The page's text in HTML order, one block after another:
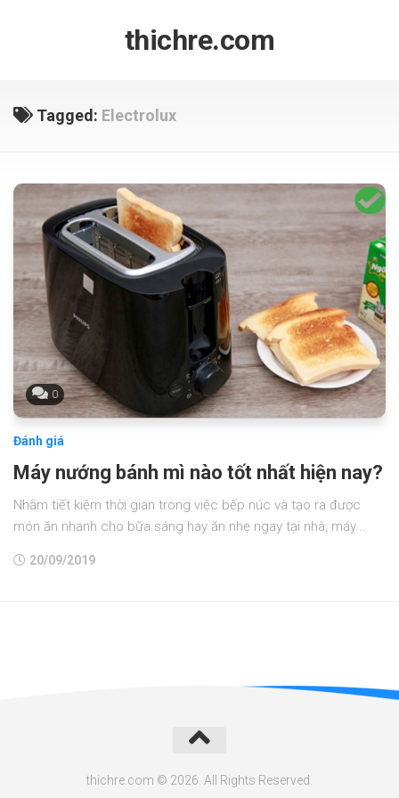
thichre.com
Tagged: Electrolux
0
Đánh giá
Máy nướng bánh mì nào tốt nhất hiện nay?
Nhằm tiết kiệm thời gian trong việc bếp núc và tạo ra được
món ăn nhanh cho bữa sáng hay ăn nhẹ ngay tại nhà, máy...
20/09/2019
thichre.com © 2026. All Rights Reserved.